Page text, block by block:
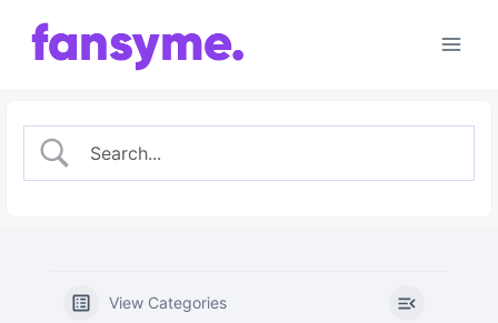
Inhalt
View Categories